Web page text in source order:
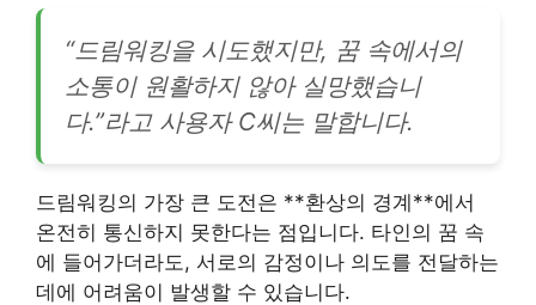
“드림워킹을 시도했지만, 꿈 속에서의
소통이 원활하지 않아 실망했습니
다.”라고 사용자 C씨는 말합니다.
드림워킹의 가장 큰 도전은 **환상의 경계**에서
온전히 통신하지 못한다는 점입니다. 타인의 꿈 속
에 들어가더라도, 서로의 감정이나 의도를 전달하는
데에 어려움이 발생할 수 있습니다.